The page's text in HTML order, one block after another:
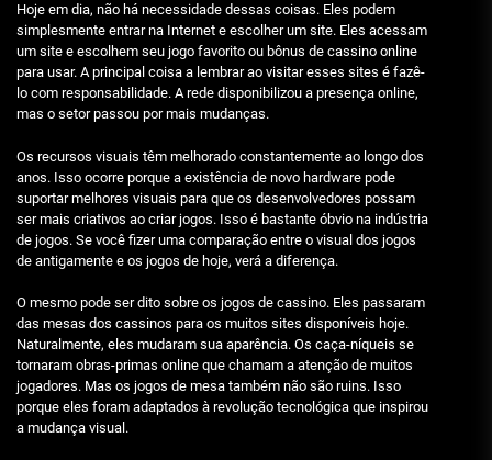
Hoje em dia, não há necessidade dessas coisas. Eles podem
simplesmente entrar na Internet e escolher um site. Eles acessam
um site e escolhem seu jogo favorito ou bônus de cassino online
para usar. A principal coisa a lembrar ao visitar esses sites é fazê-
lo com responsabilidade. A rede disponibilizou a presença online,
mas o setor passou por mais mudanças.
Os recursos visuais têm melhorado constantemente ao longo dos
anos. Isso ocorre porque a existência de novo hardware pode
suportar melhores visuais para que os desenvolvedores possam
ser mais criativos ao criar jogos. Isso é bastante óbvio na indústria
de jogos. Se você fizer uma comparação entre o visual dos jogos
de antigamente e os jogos de hoje, verá a diferença.
O mesmo pode ser dito sobre os jogos de cassino. Eles passaram
das mesas dos cassinos para os muitos sites disponíveis hoje.
Naturalmente, eles mudaram sua aparência. Os caça-níqueis se
tornaram obras-primas online que chamam a atenção de muitos
jogadores. Mas os jogos de mesa também não são ruins. Isso
porque eles foram adaptados à revolução tecnológica que inspirou
a mudança visual.